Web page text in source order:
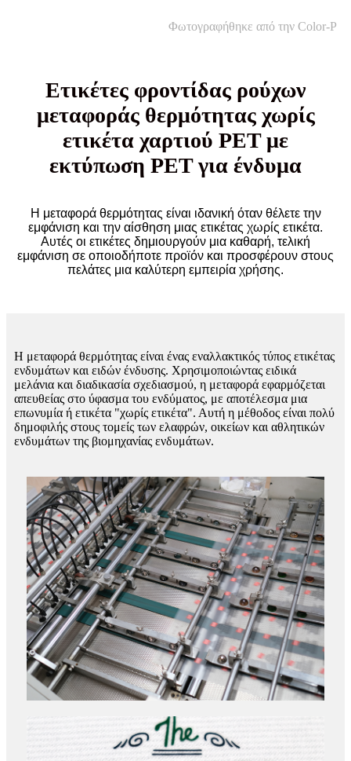
Φωτογραφήθηκε από την Color-P
Ετικέτες φροντίδας ρούχων
μεταφοράς θερμότητας χωρίς
ετικέτα χαρτιού PET με
εκτύπωση PET για ένδυμα
Η μεταφορά θερμότητας είναι ιδανική όταν θέλετε την
εμφάνιση και την αίσθηση μιας ετικέτας χωρίς ετικέτα.
Αυτές οι ετικέτες δημιουργούν μια καθαρή, τελική
εμφάνιση σε οποιοδήποτε προϊόν και προσφέρουν στους
πελάτες μια καλύτερη εμπειρία χρήσης.
Η μεταφορά θερμότητας είναι ένας εναλλακτικός τύπος ετικέτας
ενδυμάτων και ειδών ένδυσης. Χρησιμοποιώντας ειδικά
μελάνια και διαδικασία σχεδιασμού, η μεταφορά εφαρμόζεται
απευθείας στο ύφασμα του ενδύματος, με αποτέλεσμα μια
επωνυμία ή ετικέτα "χωρίς ετικέτα". Αυτή η μέθοδος είναι πολύ
δημοφιλής στους τομείς των ελαφρών, οικείων και αθλητικών
ενδυμάτων της βιομηχανίας ενδυμάτων.